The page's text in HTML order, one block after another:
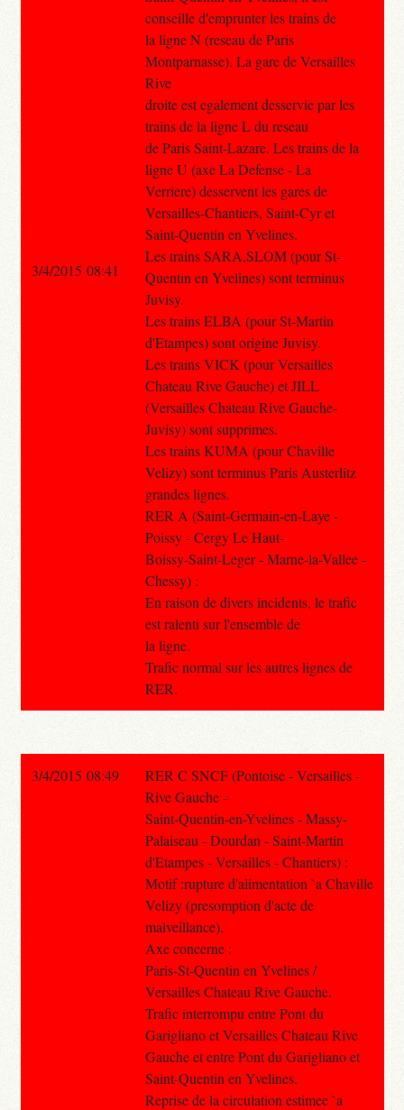
conseille d'emprunter les trains de
la ligne N (reseau de Paris
Montparnasse). La gare de Versailles
Rive
droite est egalement desservie par les
trains de la ligne L du reseau
de Paris Saint-Lazare. Les trains de la
ligne U (axe La Defense - La
Verriere) desservent les gares de
Versailles-Chantiers, Saint-Cyr et
Saint-Quentin en Yvelines.
Les trains SARA,SLOM (pour St-
Quentin en Yvelines) sont terminus
Juvisy.
Les trains ELBA (pour St-Martin
d'Etampes) sont origine Juvisy.
Les trains VICK (pour Versailles
Chateau Rive Gauche) et JILL
(Versailles Chateau Rive Gauche-
Juvisy) sont supprimes.
Les trains KUMA (pour Chaville
Velizy) sont terminus Paris Austerlitz
grandes lignes.
RER A (Saint-Germain-en-Laye -
Poissy - Cergy Le Haut-
Boissy-Saint-Leger - Marne-la-Vallee -
Chessy) :
En raison de divers incidents, le trafic
est ralenti sur l'ensemble de
la ligne.
Trafic normal sur les autres lignes de
RER.
3/4/2015 08:41
3/4/2015 08:49
RER C SNCF (Pontoise - Versailles -
Rive Gauche -
Saint-Quentin-en-Yvelines - Massy-
Palaiseau - Dourdan - Saint-Martin
d'Etampes - Versailles - Chantiers) :
Motif :rupture d'alimentation `a Chaville
Velizy (presomption d'acte de
malveillance).
Axe concerne :
Paris-St-Quentin en Yvelines /
Versailles Chateau Rive Gauche.
Trafic interrompu entre Pont du
Garigliano et Versailles Chateau Rive
Gauche et entre Pont du Garigliano et
Saint-Quentin en Yvelines.
Reprise de la circulation estimee `a